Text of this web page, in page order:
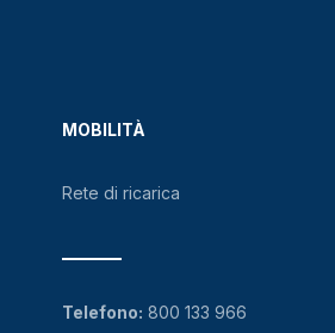
MOBILITÀ
Rete di ricarica
Telefono: 800 133 966